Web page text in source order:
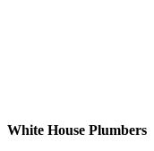
White House Plumbers